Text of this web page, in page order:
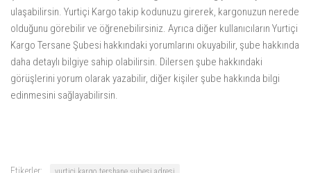
ulaşabilirsin. Yurtiçi Kargo takip kodunuzu girerek, kargonuzun nerede
olduğunu görebilir ve öğrenebilirsiniz. Ayrıca diğer kullanıcıların Yurtiçi
Kargo Tersane Şubesi hakkındaki yorumlarını okuyabilir, şube hakkında
daha detaylı bilgiye sahip olabilirsin. Dilersen şube hakkındaki
görüşlerini yorum olarak yazabilir, diğer kişiler şube hakkında bilgi
edinmesini sağlayabilirsin.